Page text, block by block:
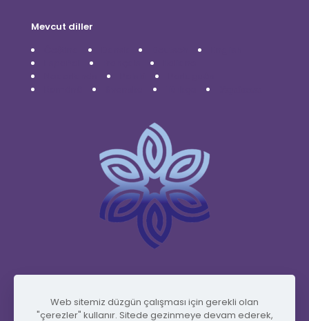
Mevcut diller
Web sitemiz düzgün çalışması için gerekli olan
"çerezler" kullanır. Sitede gezinmeye devam ederek,